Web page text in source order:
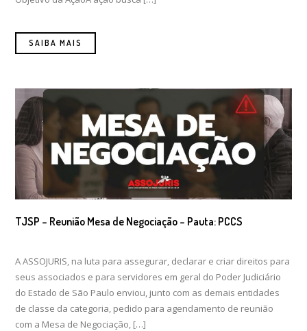
SAIBA MAIS
TJSP – Reunião Mesa de Negociação – Pauta: PCCS
A ASSOJURIS, na luta para assegurar, declarar e criar direitos para
seus associados e para servidores em geral do Poder Judiciário
do Estado de São Paulo enviou, junto com as demais entidades
de classe da categoria, pedido para agendamento de reunião
com a Mesa de Negociação, […]